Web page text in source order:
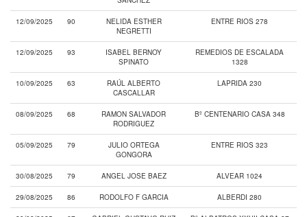
12/09/2025 90
NELIDA ESTHER
NEGRETTI
ENTRE RIOS 278
12/09/2025 93
ISABEL BERNOY
SPINATO
REMEDIOS DE ESCALADA
1328
10/09/2025 63
RAÚL ALBERTO
CASCALLAR
LAPRIDA 230
08/09/2025 68
RAMON SALVADOR
RODRIGUEZ
Bº CENTENARIO CASA 348
05/09/2025 79
JULIO ORTEGA
GONGORA
ENTRE RIOS 323
30/08/2025 79 ANGEL JOSE BAEZ ALVEAR 1024
29/08/2025 86 RODOLFO F GARCIA ALBERDI 280